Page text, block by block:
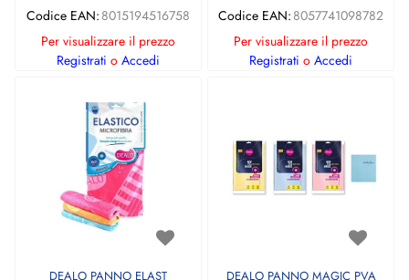
Codice EAN: 8015194516758
Per visualizzare il prezzo
Registrati o Accedi
Codice EAN: 8057741098782
Per visualizzare il prezzo
Registrati o Accedi
DEALO PANNO ELAST DEALO PANNO MAGIC PVA